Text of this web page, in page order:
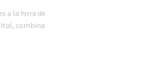
a la hora de
combina